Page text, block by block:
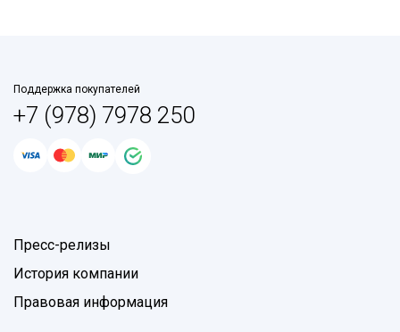
Поддержка покупателей
+7 (978) 7978 250
Пресс-релизы
История компании
Правовая информация